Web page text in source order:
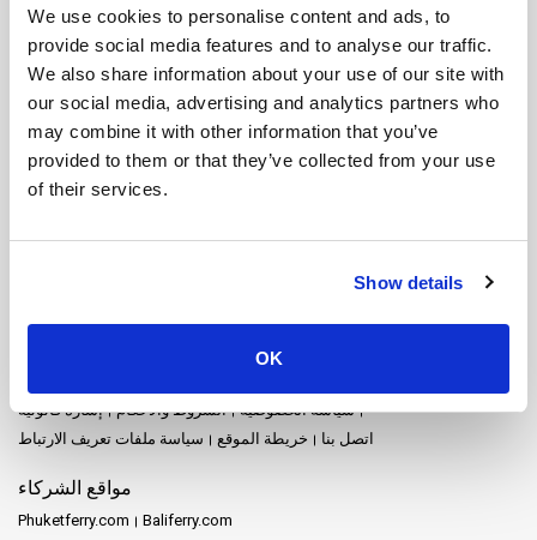
We use cookies to personalise content and ads, to
provide social media features and to analyse our traffic.
We also share information about your use of our site with
our social media, advertising and analytics partners who
may combine it with other information that you’ve
provided to them or that they’ve collected from your use
of their services.
Show details
OK
سورات ثاني
سونغكلا سيم ريب شيانغ ماي فانغ نغا
فوكيت
كانشانابوري
كرابي كوه بو كوه بولون كوه تاروتاو
كوه تشانغ
كوه جوم
كوه ساميت كوه فاي فاي فاي كوه كرادان كوه كود
كوه لانتا
كوه لوليانغ
كوه ليبونغ كوه ليبي كوه ماك كوه موك
كوه نانغ يوان
كوه نغاي
كوه ياو نوي كوه ياو ياو ياي لامبانغ لامفون
لانكاوي
ماي هونغ سون
محطة سورات ثاني للقطارات
محطة قطار تشومفون
مدينة سورات ثاني
مدينة ناخون سي ثامارات
منتزه خاو سوك الوطني
ناخون راتشاسيما ناخون سي ثامارات
هات ياي
خريطة الموقع
Schedules and Prices
إشارة قانونية
الشروط والأحكام
سياسة الخصوصية
سياسة ملفات تعريف الارتباط
خريطة الموقع اتصل بنا
مواقع الشركاء
Phuketferry.com Baliferry.com